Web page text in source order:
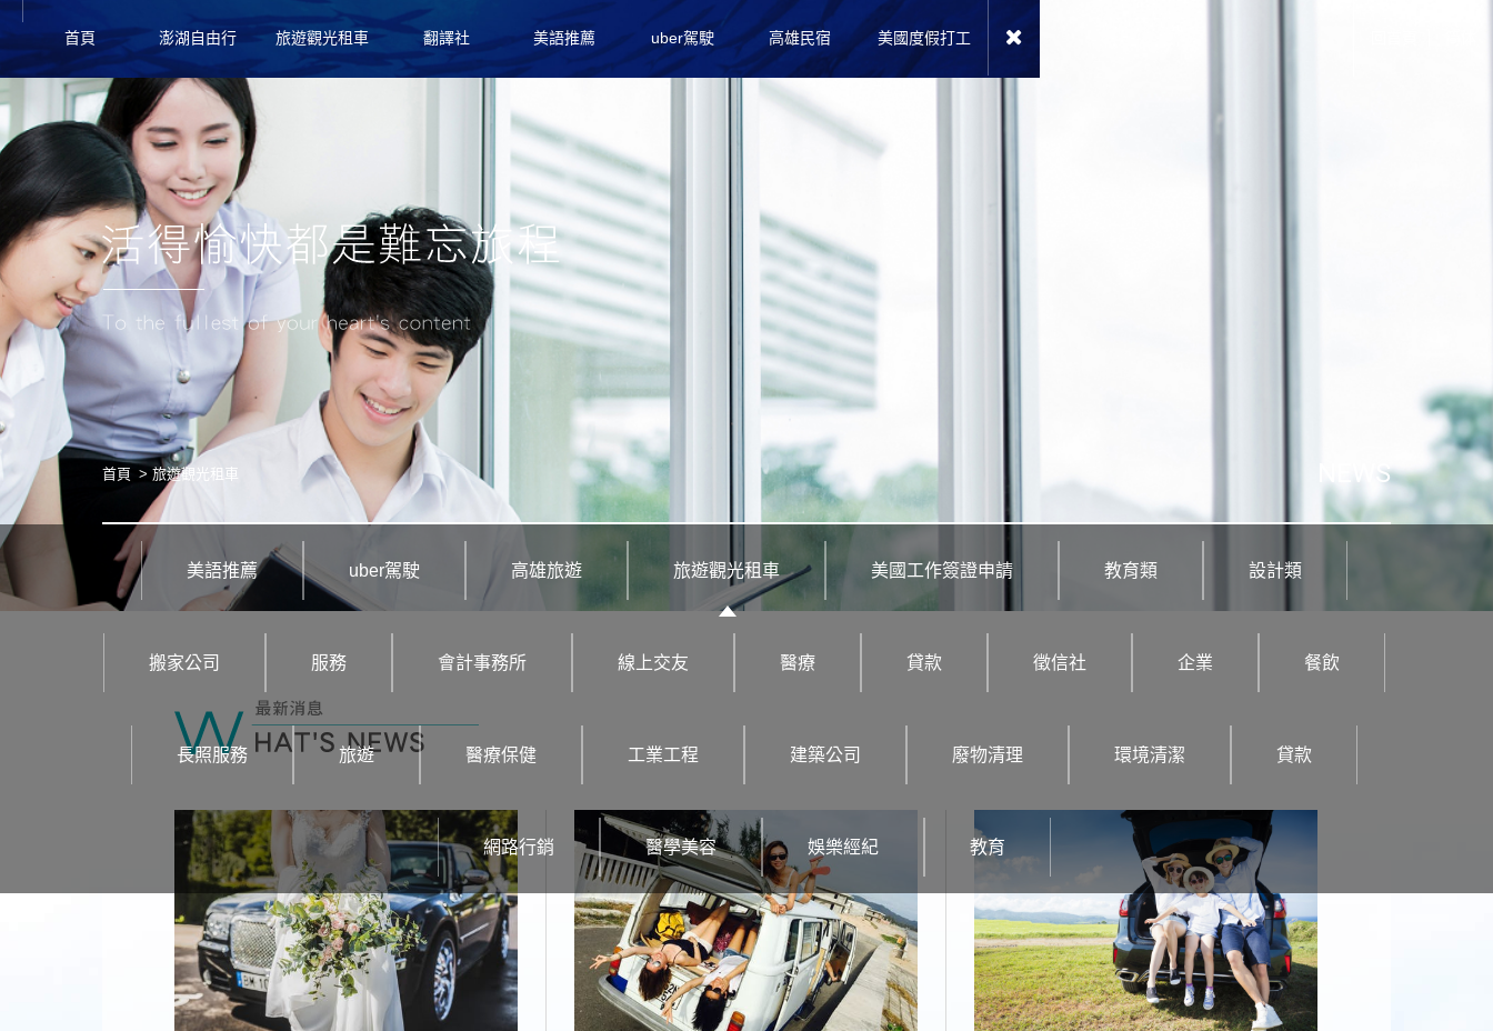
首頁 澎湖自由行 旅遊觀光租車 翻譯社 美語推薦 uber駕駛 高雄民宿 美國度假打工
首頁 旅遊觀光租車 NEWS
美語推薦 uber駕駛 高雄旅遊 旅遊觀光租車 美國工作簽證申請 教育類 設計類
搬家公司 服務 會計事務所 線上交友 醫療 貸款 徵信社 企業 餐飲
長照服務 旅遊 醫療保健 工業工程 建築公司 廢物清理 環境清潔 貸款
網路行銷 醫學美容 娛樂經紀 教育